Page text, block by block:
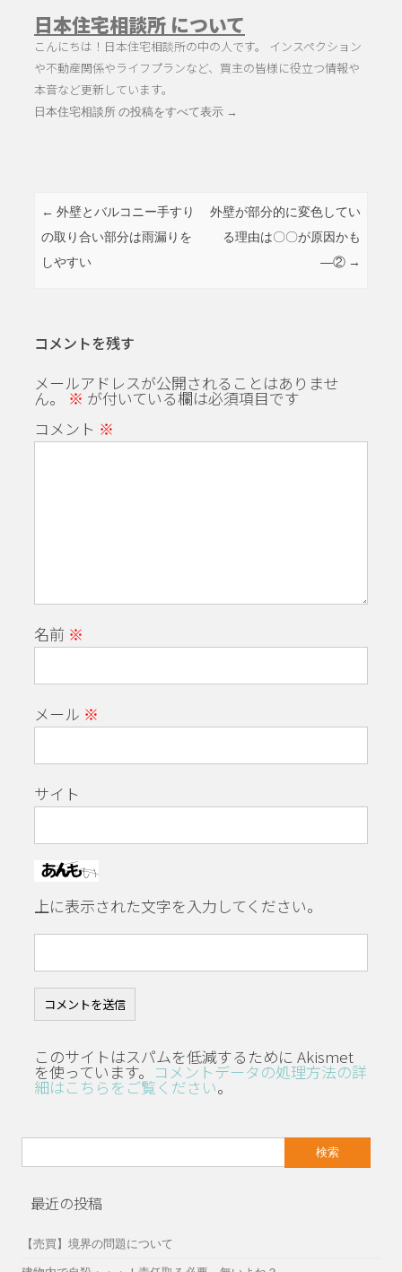
日本住宅相談所 について
こんにちは！日本住宅相談所の中の人です。 インスペクション
や不動産関係やライフプランなど、買主の皆様に役立つ情報や
本音など更新しています。
日本住宅相談所 の投稿をすべて表示 →
投稿ナビゲーション
← 外壁とバルコニー手すり
の取り合い部分は雨漏りを
しやすい
外壁が部分的に変色してい
る理由は〇〇が原因かも
―② →
コメントを残す
メールアドレスが公開されることはありませ
ん。 ※が付いている欄は必須項目です
コメント ※
名前 ※
メール ※
サイト
上に表示された文字を入力してください。
このサイトはスパムを低減するために Akismet
を使っています。 コメントデータの処理方法の詳
細はこちらをご覧ください。
索:
最近の投稿
【売買】境界の問題について